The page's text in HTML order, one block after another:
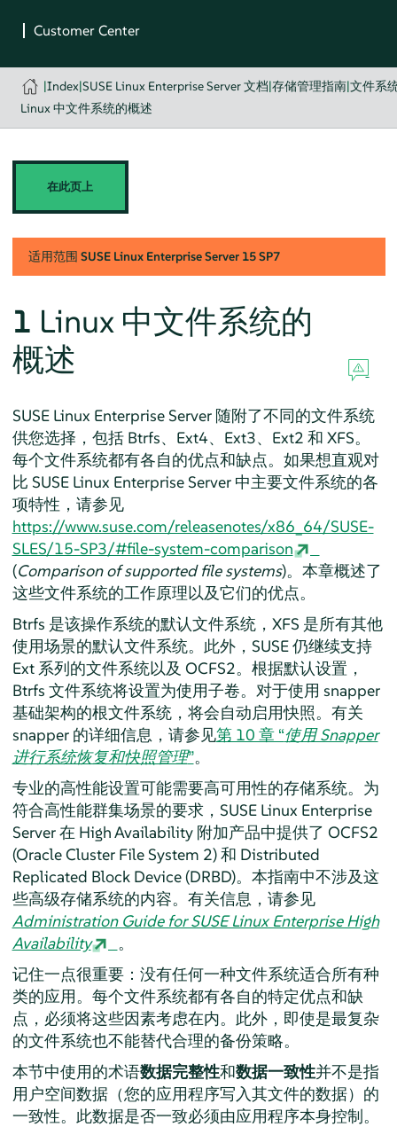
|Index|SUSE Linux Enterprise Server 文档|存储管理指南|文件系
Linux 中文件系统的概述
在此页上
适用范围 SUSE Linux Enterprise Server 15 SP7
1 Linux 中文件系统的
概述
SUSE Linux Enterprise Server随附了不同的文件系统
供您选择，包括 Btrfs、Ext4、Ext3、Ext2 和 XFS。
每个文件系统都有各自的优点和缺点。如果想直观对
比 SUSE Linux Enterprise Server中主要文件系统的各
项特性，请参见
https://www.suse.com/releasenotes/x86_64/SUSE-
SLES/15-SP3/#file-system-comparison
(Comparison of supported file systems)。本章概述了
这些文件系统的工作原理以及它们的优点。
Btrfs 是该操作系统的默认文件系统，XFS 是所有其他
使用场景的默认文件系统。此外，SUSE 仍继续支持
Ext 系列的文件系统以及 OCFS2。根据默认设置，
Btrfs 文件系统将设置为使用子卷。对于使用 snapper
基础架构的根文件系统，将会自动启用快照。有关
snapper 的详细信息，请参见第 10 章 “使用 Snapper
进行系统恢复和快照管理”。
专业的高性能设置可能需要高可用性的存储系统。为
符合高性能群集场景的要求， SUSE Linux Enterprise
Server在 High Availability 附加产品中提供了 OCFS2
(Oracle Cluster File System 2) 和 Distributed
Replicated Block Device (DRBD)。本指南中不涉及这
些高级存储系统的内容。有关信息，请参见
Administration Guide for SUSE Linux Enterprise High
Availability
。
记住一点很重要：没有任何一种文件系统适合所有种
类的应用。每个文件系统都有各自的特定优点和缺
点，必须将这些因素考虑在内。此外，即使是最复杂
的文件系统也不能替代合理的备份策略。
本节中使用的术语数据完整性和数据一致性并不是指
用户空间数据（您的应用程序写入其文件的数据）的
一致性。此数据是否一致必须由应用程序本身控制。